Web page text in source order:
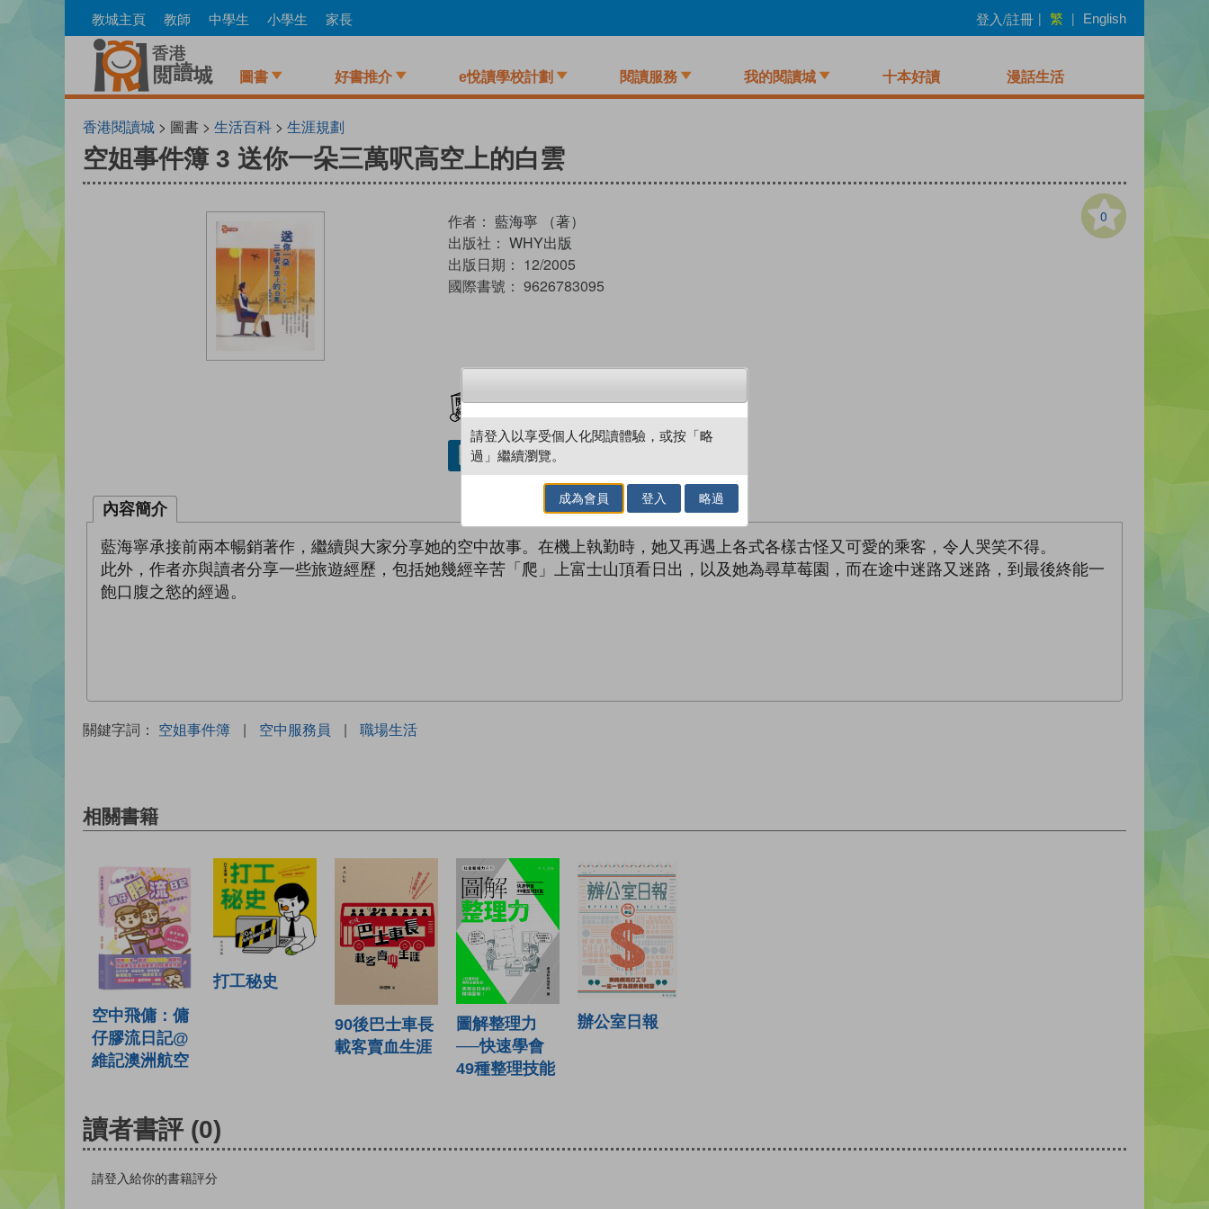
to
教城主頁 教師 中學生 小學生 家長 登入/註冊 | 繁 | English
圖書 好書推介 e悅讀學校計劃 閱讀服務 我的閱讀城 十本好讀 漫話生活
香港閱讀城 > 圖書 > 生活百科 > 生涯規劃
空姐事件簿 3 送你一朵三萬呎高空上的白雲
0
作者： 藍海寧 （著）
出版社： WHY出版
出版日期： 12/2005
國際書號： 9626783095
借閱實體書
內容簡介
藍海寧承接前兩本暢銷著作，繼續與大家分享她的空中故事。在機上執勤時，她又再遇上各式各樣古怪又可愛的乘客，令人哭笑不得。
此外，作者亦與讀者分享一些旅遊經歷，包括她幾經辛苦「爬」上富士山頂看日出，以及她為尋草莓園，而在途中迷路又迷路，到最後終能一
飽口腹之慾的經過。
關鍵字詞： 空姐事件簿 | 空中服務員 | 職場生活
相關書籍
空中飛傭：傭
仔膠流日記@
維記澳洲航空
打工秘史
90後巴士車長
載客賣血生涯
圖解整理力
──快速學會
49種整理技能
辦公室日報
讀者書評 (0)
請登入給你的書籍評分
請登入以享受個人化閱讀體驗，或按「略
過」繼續瀏覽。
成為會員 登入 略過